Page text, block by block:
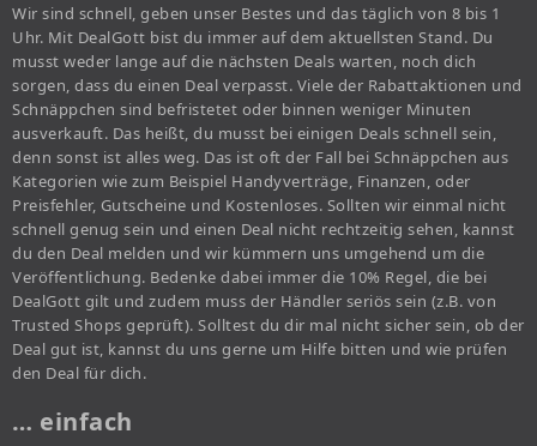
Wir sind schnell, geben unser Bestes und das täglich von 8 bis 1
Uhr. Mit DealGott bist du immer auf dem aktuellsten Stand. Du
musst weder lange auf die nächsten Deals warten, noch dich
sorgen, dass du einen Deal verpasst. Viele der Rabattaktionen und
Schnäppchen sind befristetet oder binnen weniger Minuten
ausverkauft. Das heißt, du musst bei einigen Deals schnell sein,
denn sonst ist alles weg. Das ist oft der Fall bei Schnäppchen aus
Kategorien wie zum Beispiel Handyverträge, Finanzen, oder
Preisfehler, Gutscheine und Kostenloses. Sollten wir einmal nicht
schnell genug sein und einen Deal nicht rechtzeitig sehen, kannst
du den Deal melden und wir kümmern uns umgehend um die
Veröffentlichung. Bedenke dabei immer die 10% Regel, die bei
DealGott gilt und zudem muss der Händler seriös sein (z.B. von
Trusted Shops geprüft). Solltest du dir mal nicht sicher sein, ob der
Deal gut ist, kannst du uns gerne um Hilfe bitten und wie prüfen
den Deal für dich.
… einfach